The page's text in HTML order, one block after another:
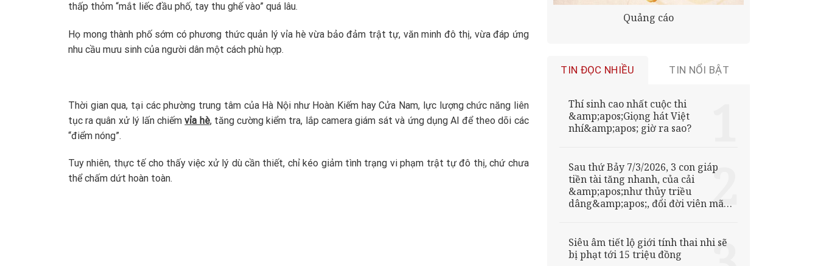
thấp thỏm “mắt liếc đầu phố, tay thu ghế vào” quá lâu.
Họ mong thành phố sớm có phương thức quản lý vỉa hè vừa bảo đảm trật tự, văn minh đô thị, vừa đáp ứng
nhu cầu mưu sinh của người dân một cách phù hợp.
Thời gian qua, tại các phường trung tâm của Hà Nội như Hoàn Kiếm hay Cửa Nam, lực lượng chức năng liên
tục ra quân xử lý lấn chiếm vỉa hè, tăng cường kiểm tra, lắp camera giám sát và ứng dụng AI để theo dõi các
“điểm nóng”.
Tuy nhiên, thực tế cho thấy việc xử lý dù cần thiết, chỉ kéo giảm tình trạng vi phạm trật tự đô thị, chứ chưa
thể chấm dứt hoàn toàn.
Quảng cáo
TIN ĐỌC NHIỀU TIN NỔI BẬT
Thí sinh cao nhất cuộc thi
&amp;apos;Giọng hát Việt
nhí&amp;apos; giờ ra sao?
Sau thứ Bảy 7/3/2026, 3 con giáp
tiền tài tăng nhanh, của cải
&amp;apos;như thủy triều
dâng&amp;apos;, đổi đời viên mãn
Siêu âm tiết lộ giới tính thai nhi sẽ
bị phạt tới 15 triệu đồng